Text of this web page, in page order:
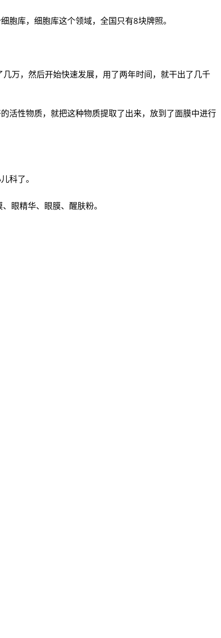
库，细胞库这个领域，全国只有8块牌照。
万，然后开始快速发展，用了两年时间，就干出了几千
活性物质，就把这种物质提取了出来，放到了面膜中进行
科了。
眼精华、眼膜、醒肤粉。